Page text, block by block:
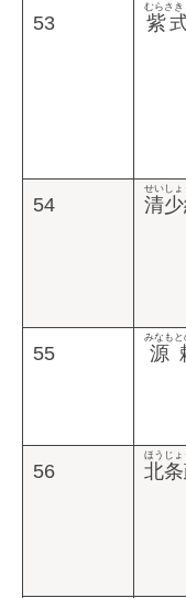
53 紫
むらさき
54 清
せいしょ
55 源
みなもと
56 北
ほうじょ